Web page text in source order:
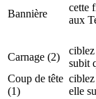
Bannière
cette
aux
Carnage (2)
subit
Coup de tête
(1)
elle